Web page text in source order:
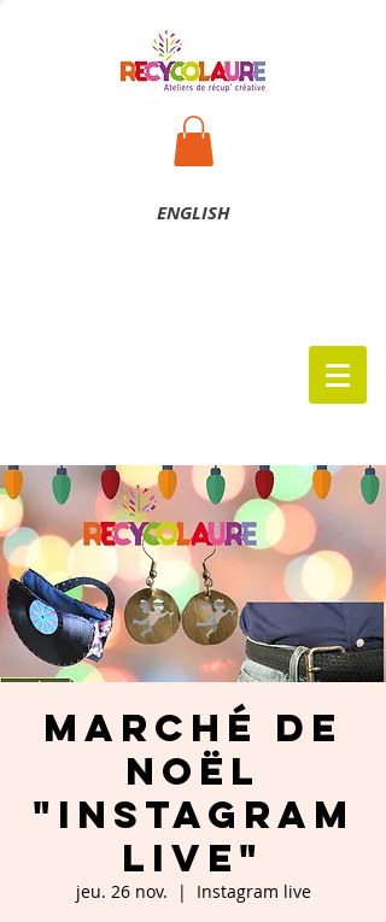
ENGLISH
Marché de
Noël
"Instagram
Live"
jeu. 26 nov.
  |
Instagram live